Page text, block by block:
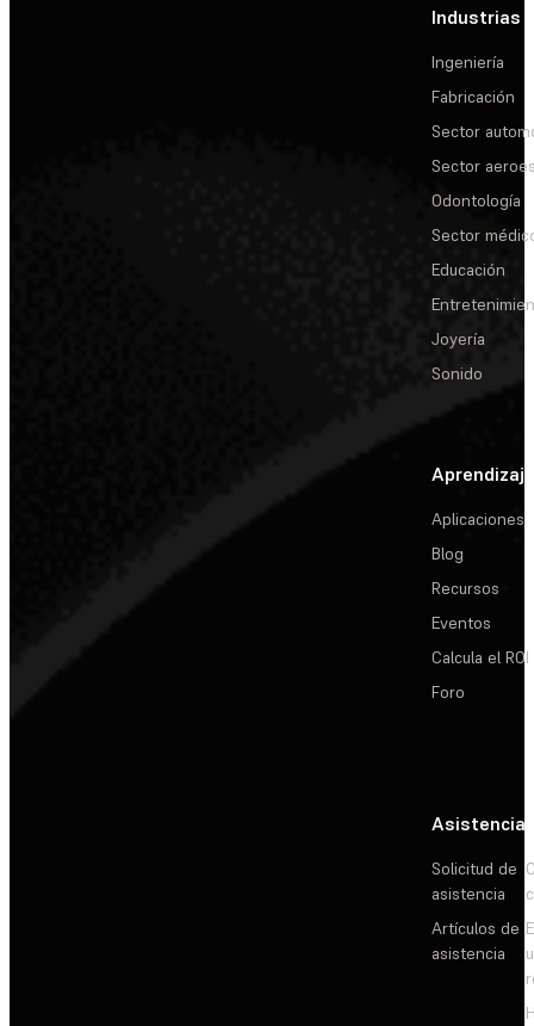
Industrias
Ingeniería
Fabricación
Sector
Sector
Odontología
Sector
Educación
Joyería
Sonido
Aprendizaje
Aplicaciones
Blog
Recursos
Eventos
Calcula el ROI
Foro
Asistencia
Solicitud de
asistencia
Artículos de
asistencia